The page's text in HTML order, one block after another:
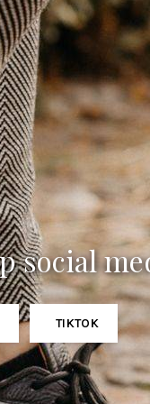
social
TIKTOK